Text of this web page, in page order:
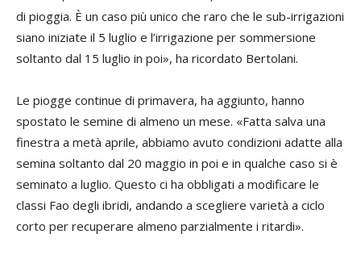
di pioggia. È un caso più unico che raro che le sub-irrigazioni
siano iniziate il 5 luglio e l’irrigazione per sommersione
soltanto dal 15 luglio in poi», ha ricordato Bertolani.
Le piogge continue di primavera, ha aggiunto, hanno
spostato le semine di almeno un mese. «Fatta salva una
finestra a metà aprile, abbiamo avuto condizioni adatte alla
semina soltanto dal 20 maggio in poi e in qualche caso si è
seminato a luglio. Questo ci ha obbligati a modificare le
classi Fao degli ibridi, andando a scegliere varietà a ciclo
corto per recuperare almeno parzialmente i ritardi».